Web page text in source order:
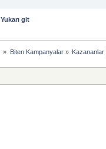
Yukarı git
» Biten Kampanyalar» Kazananlar